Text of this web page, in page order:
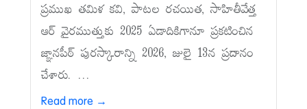
ప్రముఖ తమిళ కవి, పాటల రచయిత, సాహితీవేత్త
ఆర్‌ వైరముత్తుకు 2025 ఏడాదికిగానూ ప్రకటించిన
జ్ఞానపీఠ్‌ పురస్కారాన్ని 2026, జులై 13న ప్రదానం
చేశారు. ...
Read more →